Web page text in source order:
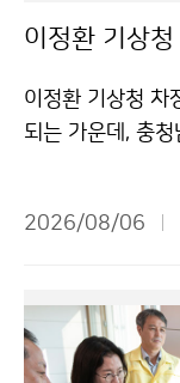
이정환 기상청 차
되는 가운데, 충청
시했다.
2026/08/06